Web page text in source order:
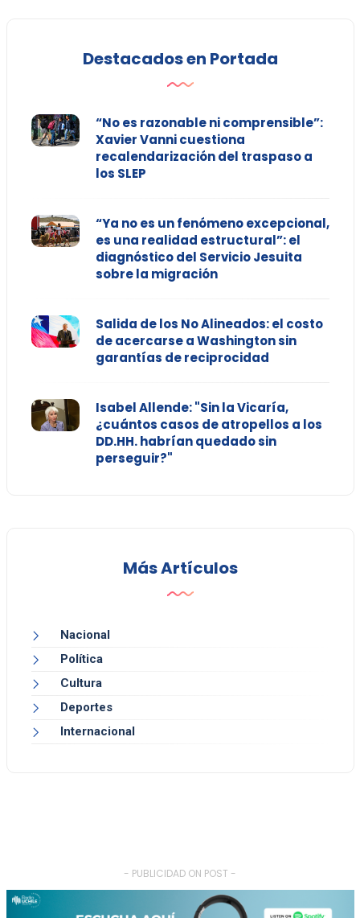
Destacados en Portada
“No es razonable ni comprensible”:
Xavier Vanni cuestiona
recalendarización del traspaso a
los SLEP
“Ya no es un fenómeno excepcional,
es una realidad estructural”: el
diagnóstico del Servicio Jesuita
sobre la migración
Salida de los No Alineados: el costo
de acercarse a Washington sin
garantías de reciprocidad
Isabel Allende: "Sin la Vicaría,
¿cuántos casos de atropellos a los
DD.HH. habrían quedado sin
perseguir?"
Más Artículos
Nacional
Política
Cultura
Deportes
Internacional
- PUBLICIDAD ON POST -